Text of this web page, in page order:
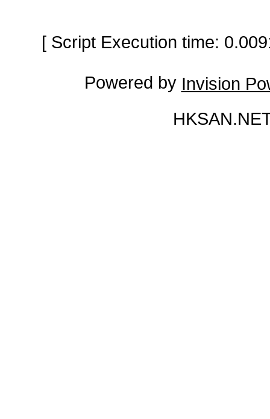
[ Script Execution time:
Powered by Invision